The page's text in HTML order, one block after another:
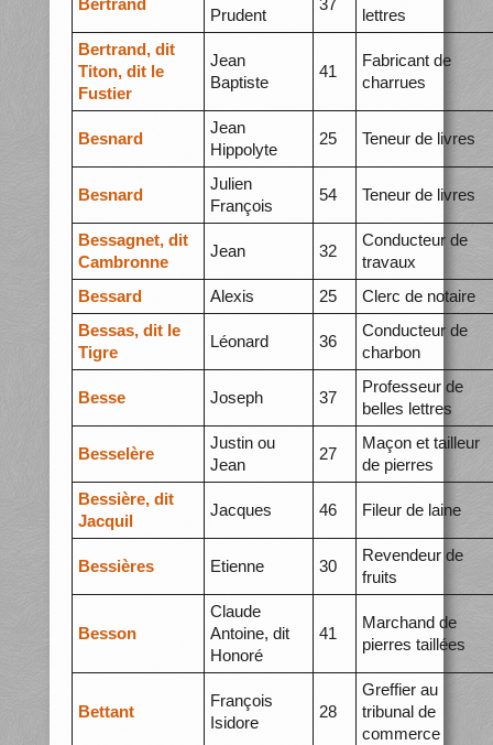
Bertrand
Prudent
37
lettres
Bertrand, dit
Titon, dit le
Fustier
Jean
Baptiste
41
Fabricant de
charrues
Besnard
Jean
Hippolyte
25 Teneur de livres
Besnard
Julien
François
54 Teneur de livres
Bessagnet, dit
Cambronne
Jean 32
Conducteur de
travaux
Bessard
Alexis 25
Clerc de notaire
Bessas, dit le
Tigre
Léonard 36
Conducteur de
charbon
Besse Joseph 37
Professeur de
belles lettres
Besselère
Justin ou
Jean
27
Maçon et tailleur
de pierres
Bessière, dit
Jacquil
Jacques 46 Fileur de laine
Bessières Etienne 30
Revendeur de
fruits
Besson
Claude
Antoine, dit
Honoré
41
Marchand de
pierres taillées
Bettant
François
Isidore
28
Greffier au
tribunal de
commerce